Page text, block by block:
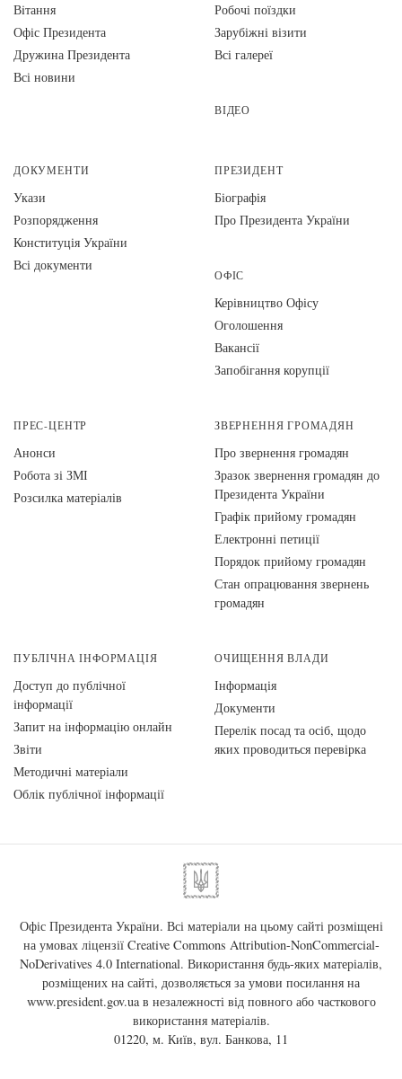
Вiтання
Офіс Президента
Дружина Президента
Всі новини
Робочі поїздки
Зарубіжні візити
Всі галереї
ВІДЕО
ДОКУМЕНТИ
Укази
Розпорядження
Конституція України
Всі документи
ПРЕЗИДЕНТ
Біографія
Про Президента України
ОФІС
Керівництво Офісу
Оголошення
Вакансії
Запобігання корупції
ПРЕС-ЦЕНТР
Анонси
Робота зі ЗМІ
Розсилка матеріалів
ЗВЕРНЕННЯ ГРОМАДЯН
Про звернення громадян
Зразок звернення громадян до
Президента України
Графік прийому громадян
Електронні петиції
Порядок прийому громадян
Стан опрацювання звернень
громадян
ПУБЛІЧНА ІНФОРМАЦІЯ
Доступ до публічної
інформації
Запит на інформацію онлайн
Звіти
Методичні матеріали
Облік публічної інформації
ОЧИЩЕННЯ ВЛАДИ
Інформація
Документи
Перелік посад та осіб, щодо
яких проводиться перевірка
Офіс Президента України. Всі матеріали на цьому сайті розміщені
на умовах ліцензії Creative Commons Attribution-NonCommercial-
NoDerivatives 4.0 International. Використання будь-яких матеріалів,
розміщених на сайті, дозволяється за умови посилання на
www.president.gov.uaв незалежності від повного або часткового
використання матеріалів.
01220, м. Київ, вул. Банкова, 11